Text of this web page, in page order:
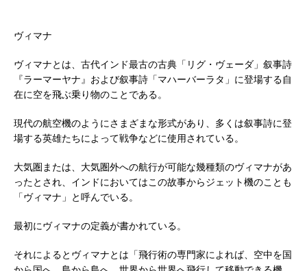
ヴィマナ
ヴィマナとは、古代インド最古の古典「リグ・ヴェーダ」叙事詩
『ラーマーヤナ』および叙事詩「マハーバーラタ」に登場する自
在に空を飛ぶ乗り物のことである。
現代の航空機のようにさまざまな形式があり、多くは叙事詩に登
場する英雄たちによって戦争などに使用されている。
大気圏または、大気圏外への航行が可能な幾種類のヴィマナがあ
ったとされ、インドにおいてはこの故事からジェット機のことも
「ヴィマナ」と呼んでいる。
最初にヴィマナの定義が書かれている。
それによるとヴィマナとは「飛行術の専門家によれば、空中を国